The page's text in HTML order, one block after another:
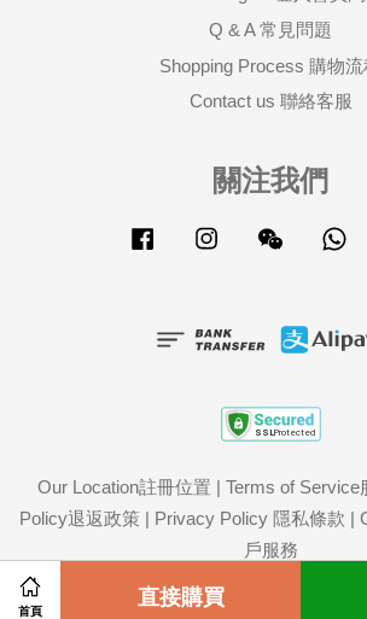
首頁
直接購買
Q & A 常見問題
Shopping Process 購物流
Contact us 聯絡客服
關注我們
Facebook Instagram Wechat
Our Location註冊位置 | Terms of Service
Policy退返政策 | Privacy Policy 隱私條款 |
戶服務
Share on Facebook